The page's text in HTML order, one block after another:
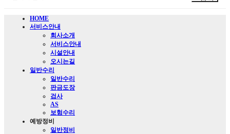
HOME
서비스안내
회사소개
서비스안내
시설안내
오시는길
일반수리
일반수리
판금도장
검사
AS
보험수리
예방정비
일반정비